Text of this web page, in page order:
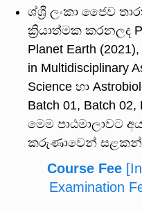
ශ්‍ශ්‍රී ලංකා ජෛව
ක්‍රියාත්මක කරනලද
Planet Earth
in Multidisciplinary
Science හා
Batch 01, Batch
මෙම පාඨමාලාවට
කරුණාවෙන්
Course Fee
Examination